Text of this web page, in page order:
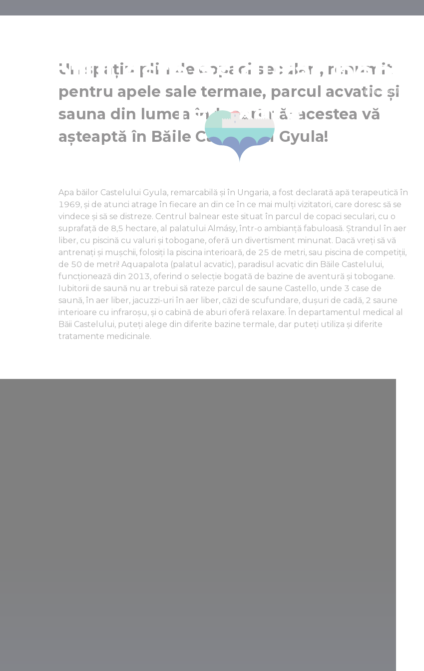
totul este asigurat pentru
relaxare
Băile Castelului Gyula
Un spațiu plin de copaci seculari, renumit
pentru apele sale termale, parcul acvatic și
sauna din lumea îndepărtată: acestea vă
așteaptă în Băile Castelului Gyula!
Apa băilor Castelului Gyula, remarcabilă și în Ungaria, a fost declarată apă terapeutică în
1969, și de atunci atrage în fiecare an din ce în ce mai mulți vizitatori, care doresc să se
vindece și să se distreze. Centrul balnear este situat în parcul de copaci seculari, cu o
suprafață de 8,5 hectare, al palatului Almásy, într-o ambianță fabuloasă. Ștrandul în aer
liber, cu piscină cu valuri și tobogane, oferă un divertisment minunat. Dacă vreţi să vă
antrenaţi şi mușchii, folosiți la piscina interioară, de 25 de metri, sau piscina de competiții,
de 50 de metri! Aquapalota (palatul acvatic), paradisul acvatic din Băile Castelului,
funcționează din 2013, oferind o selecție bogată de bazine de aventură și tobogane.
Iubitorii de saună nu ar trebui să rateze parcul de saune Castello, unde 3 case de
saună, în aer liber, jacuzzi-uri în aer liber, căzi de scufundare, dușuri de cadă, 2 saune
interioare cu infraroșu, și o cabină de aburi oferă relaxare. În departamentul medical al
Băii Castelului, puteți alege din diferite bazine termale, dar puteți utiliza și diferite
tratamente medicinale.